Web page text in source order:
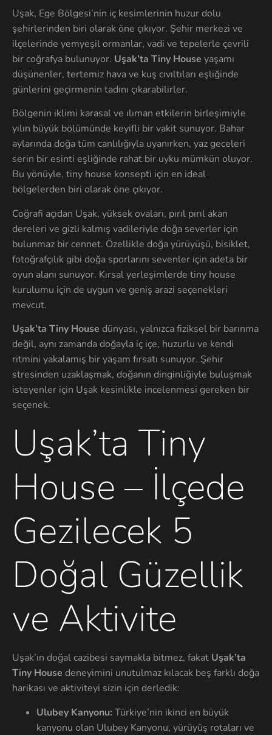
Uşak, Ege Bölgesi’nin iç kesimlerinin huzur dolu
şehirlerinden biri olarak öne çıkıyor. Şehir merkezi ve
ilçelerinde yemyeşil ormanlar, vadi ve tepelerle çevrili
bir coğrafya bulunuyor. Uşak’ta Tiny House yaşamı
düşünenler, tertemiz hava ve kuş cıvıltıları eşliğinde
günlerini geçirmenin tadını çıkarabilirler.
Bölgenin iklimi karasal ve ılıman etkilerin birleşimiyle
yılın büyük bölümünde keyifli bir vakit sunuyor. Bahar
aylarında doğa tüm canlılığıyla uyanırken, yaz geceleri
serin bir esinti eşliğinde rahat bir uyku mümkün oluyor.
Bu yönüyle, tiny house konsepti için en ideal
bölgelerden biri olarak öne çıkıyor.
Coğrafi açıdan Uşak, yüksek ovaları, pırıl pırıl akan
dereleri ve gizli kalmış vadileriyle doğa severler için
bulunmaz bir cennet. Özellikle doğa yürüyüşü, bisiklet,
fotoğrafçılık gibi doğa sporlarını sevenler için adeta bir
oyun alanı sunuyor. Kırsal yerleşimlerde tiny house
kurulumu için de uygun ve geniş arazi seçenekleri
mevcut.
Uşak’ta Tiny House dünyası, yalnızca fiziksel bir barınma
değil, aynı zamanda doğayla iç içe, huzurlu ve kendi
ritmini yakalamış bir yaşam fırsatı sunuyor. Şehir
stresinden uzaklaşmak, doğanın dinginliğiyle buluşmak
isteyenler için Uşak kesinlikle incelenmesi gereken bir
seçenek.
Uşak’ta Tiny
House – İlçede
Gezilecek 5
Doğal Güzellik
ve Aktivite
Uşak’ın doğal cazibesi saymakla bitmez, fakat Uşak’ta
Tiny House deneyimini unutulmaz kılacak beş farklı doğa
harikası ve aktiviteyi sizin için derledik:
Ulubey Kanyonu: Türkiye’nin ikinci en büyük
kanyonu olan Ulubey Kanyonu, yürüyüş rotaları ve